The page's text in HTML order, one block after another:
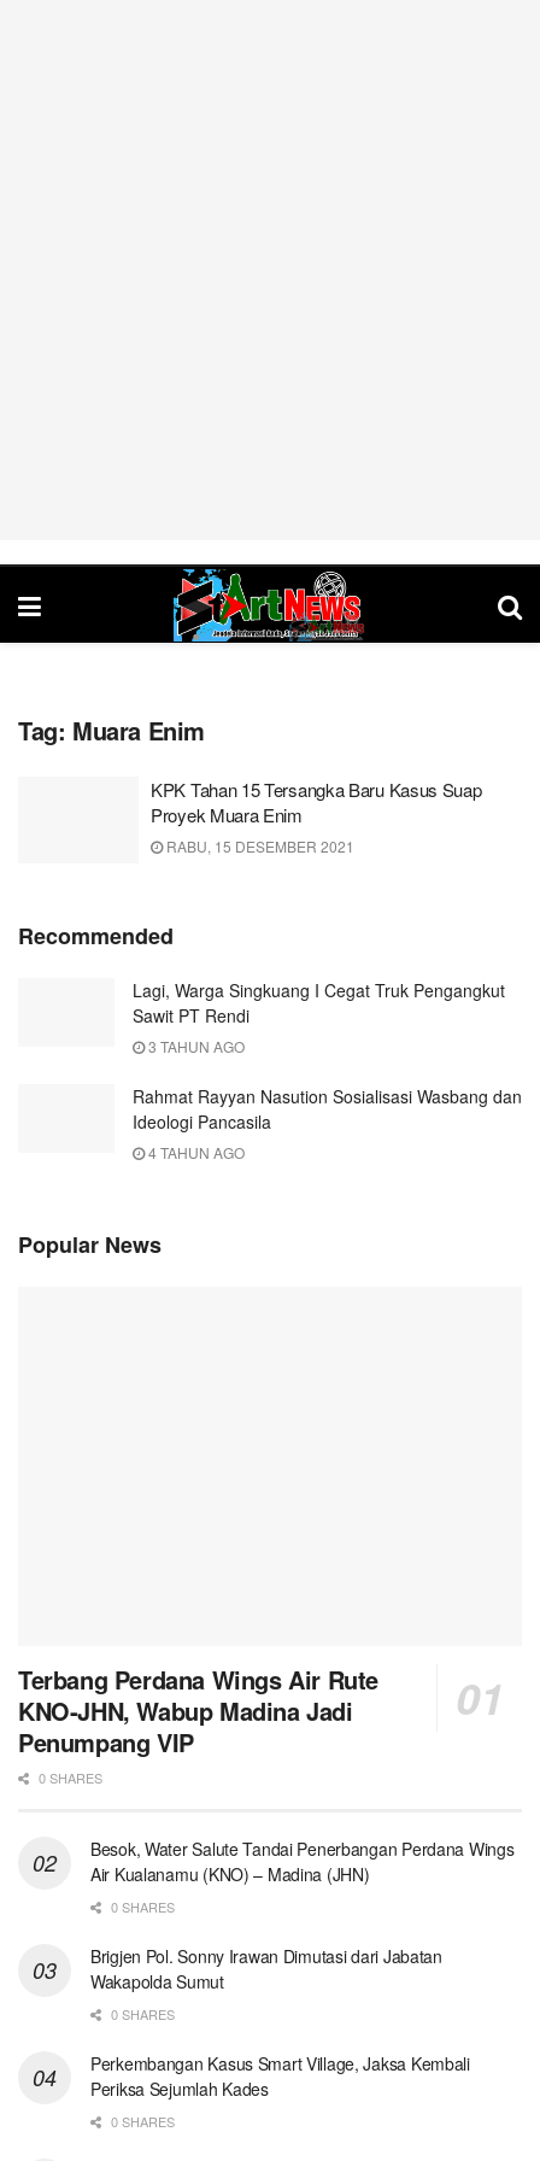
Tag: Muara Enim
KPK Tahan 15 Tersangka Baru Kasus Suap
Proyek Muara Enim
RABU, 15 DESEMBER 2021
Recommended
Lagi, Warga Singkuang I Cegat Truk Pengangkut
Sawit PT Rendi
3 TAHUN AGO
Rahmat Rayyan Nasution Sosialisasi Wasbang dan
Ideologi Pancasila
4 TAHUN AGO
Popular News
Terbang Perdana Wings Air Rute
KNO-JHN, Wabup Madina Jadi
Penumpang VIP
0 SHARES
Besok, Water Salute Tandai Penerbangan Perdana Wings
Air Kualanamu (KNO) – Madina (JHN)
0 SHARES
Brigjen Pol. Sonny Irawan Dimutasi dari Jabatan
Wakapolda Sumut
0 SHARES
Perkembangan Kasus Smart Village, Jaksa Kembali
Periksa Sejumlah Kades
0 SHARES